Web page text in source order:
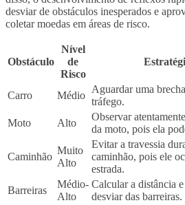
desviar de obstáculos inesperados e
coletar moedas em áreas de risco.
Obstáculo
Nível
de
Risco
Carro Médio
Aguardar uma
tráfego.
Moto
Alto
Observar
da moto, pois ela
Caminhão
Muito
Alto
Evitar a travessia
caminhão, pois ele
estrada.
Barreiras
Médio-
Alto
Calcular a distância
desviar das barreiras.